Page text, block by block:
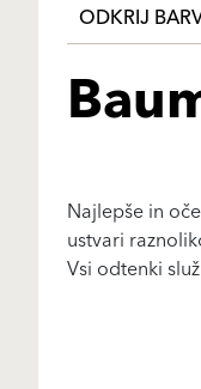
ODKRIJ
Najlepše in
ustvari
Vsi odtenki